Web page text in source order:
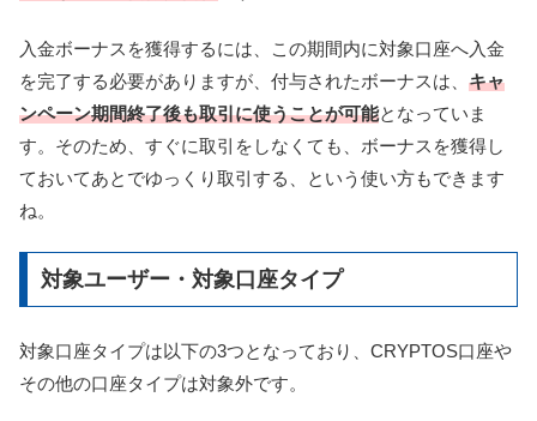
入金ボーナスを獲得するには、この期間内に対象口座へ入金
を完了する必要がありますが、付与されたボーナスは、 キャ
ンペーン期間終了後も取引に使うことが可能となっていま
す。そのため、すぐに取引をしなくても、ボーナスを獲得し
ておいてあとでゆっくり取引する、という使い方もできます
ね。
対象ユーザー・対象口座タイプ
対象口座タイプは以下の3つとなっており、CRYPTOS口座や
その他の口座タイプは対象外です。